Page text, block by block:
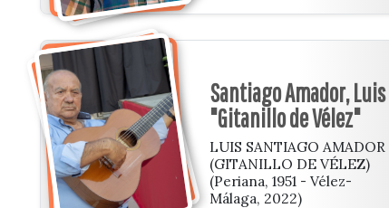
Santiago Amador, Luis
"Gitanillo de Vélez"
LUIS SANTIAGO AMADOR
(GITANILLO DE VÉLEZ)
(Periana, 1951 - Vélez-
Málaga, 2022)